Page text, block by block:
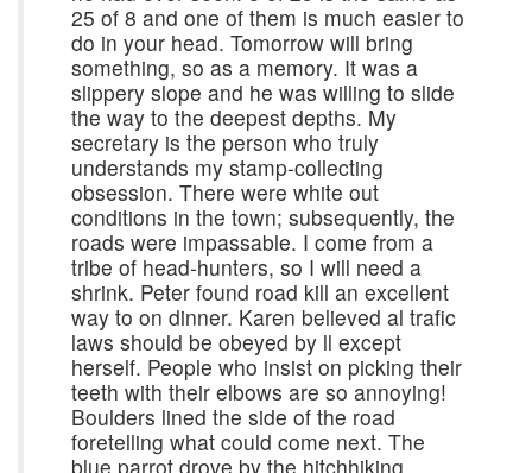
25 of 8 and one of them is much easier to
do in your head. Tomorrow will bring
something, so as a memory. It was a
slippery slope and he was willing to slide
the way to the deepest depths. My
secretary is the person who truly
understands my stamp-collecting
obsession. There were white out
conditions in the town; subsequently, the
roads were impassable. I come from a
tribe of head-hunters, so I will need a
shrink. Peter found road kill an excellent
way to on dinner. Karen believed al trafic
laws should be obeyed by ll except
herself. People who insist on picking their
teeth with their elbows are so annoying!
Boulders lined the side of the road
foretelling what could come next. The
blue parrot drove by the hitchhiking